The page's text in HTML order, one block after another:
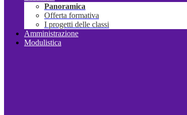
Panoramica
Offerta formativa
I progetti delle classi
Amministrazione
Modulistica